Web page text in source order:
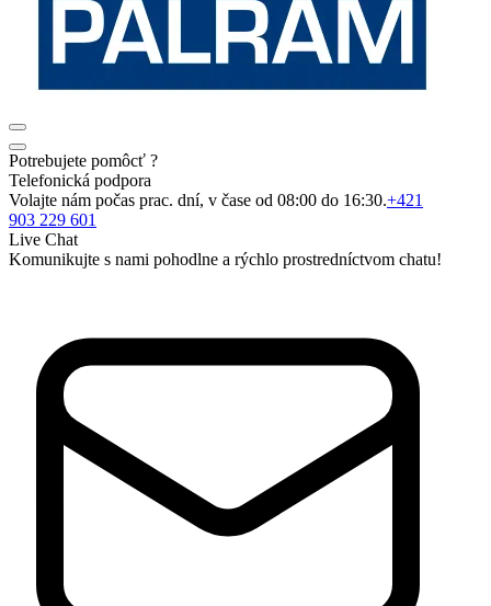
Potrebujete pomôcť ?
Telefonická podpora
Volajte nám počas prac. dní, v čase od 08:00 do 16:30.+421
903 229 601
Live Chat
Komunikujte s nami pohodlne a rýchlo prostredníctvom chatu!